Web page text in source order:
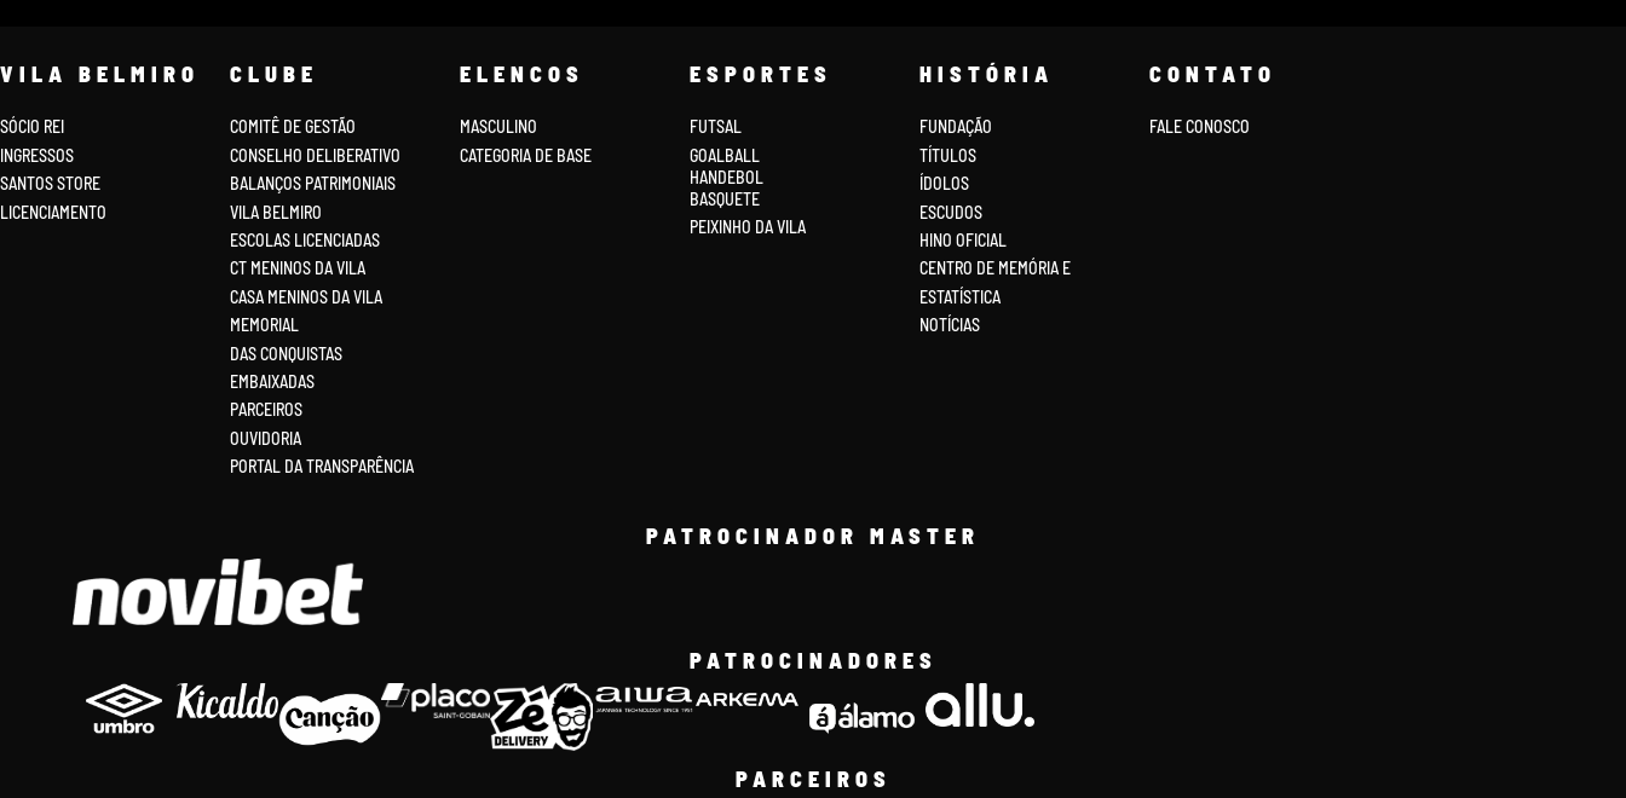
VILA BELMIRO
SÓCIO REI
INGRESSOS
SANTOS STORE
LICENCIAMENTO
CLUBE
COMITÊ DE GESTÃO
CONSELHO DELIBERATIVO
BALANÇOS PATRIMONIAIS
VILA BELMIRO
ESCOLAS LICENCIADAS
CT MENINOS DA VILA
CASA MENINOS DA VILA
MEMORIAL
DAS CONQUISTAS
EMBAIXADAS
PARCEIROS
OUVIDORIA
PORTAL DA TRANSPARÊNCIA
ELENCOS
MASCULINO
CATEGORIA DE BASE
ESPORTES
FUTSAL
GOALBALL
HANDEBOL
BASQUETE
PEIXINHO DA VILA
HISTÓRIA
FUNDAÇÃO
TÍTULOS
ÍDOLOS
ESCUDOS
HINO OFICIAL
CENTRO DE MEMÓRIA E
ESTATÍSTICA
NOTÍCIAS
CONTATO
FALE CONOSCO
PATROCINADOR MASTER
PATROCINADORES
PARCEIROS